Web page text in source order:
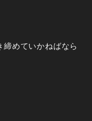
締めていかねばなら